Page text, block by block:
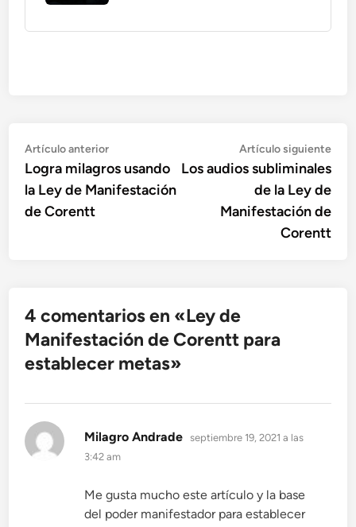
Navegación
de
entradas
Artículo anteriorArtículo
anterior:
Logra milagros usando
la Ley de Manifestación
de Corentt
Artículo siguiente
Los audios subliminales
de la Ley de
Manifestación de
Corentt
4 comentarios en «Ley de
Manifestación de Corentt para
establecer metas»
Milagro Andrade dice:
septiembre 19, 2021 a las
3:42 am
Me gusta mucho este artículo y la base
del poder manifestador para establecer